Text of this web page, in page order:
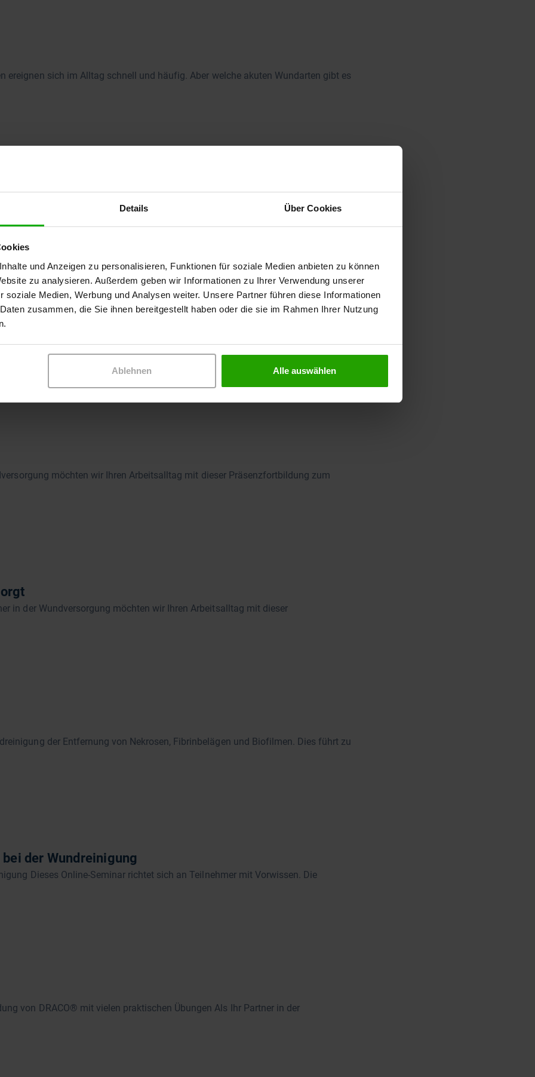
Details Über Cookies
und Anzeigen zu personalisieren, Funktionen für soziale Medien anbieten zu können
zu analysieren. Außerdem geben wir Informationen zu Ihrer Verwendung unserer
soziale Medien, Werbung und Analysen weiter. Unsere Partner führen diese Informationen
zusammen, die Sie ihnen bereitgestellt haben oder die sie im Rahmen Ihrer Nutzung
Ablehnen Alle auswählen
ereignen sich im Alltag schnell und häufig. Aber welche akuten Wundarten gibt es
2
trägt in vielen Fällen zum Gelingen der gesamten Therapie eines
2
Die Behandlung chronischer Wunden ist komplex und zeitintensiv, die
möchten wir Ihren Arbeitsalltag mit dieser Präsenzfortbildung zum
in der Wundversorgung möchten wir Ihren Arbeitsalltag mit dieser
der Entfernung von Nekrosen, Fibrinbelägen und Biofilmen. Dies führt zu
der Wundreinigung
Dieses Online-Seminar richtet sich an Teilnehmer mit Vorwissen. Die
von DRACO® mit vielen praktischen Übungen Als Ihr Partner in der